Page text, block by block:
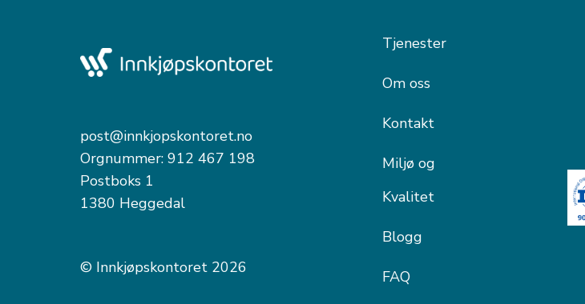
post@innkjopskontoret.no
Orgnummer: 912 467 198
Postboks 1
1380 Heggedal
© Innkjøpskontoret 2026
Tjenester
Om oss
Kontakt
Miljø og
Kvalitet
Blogg
FAQ